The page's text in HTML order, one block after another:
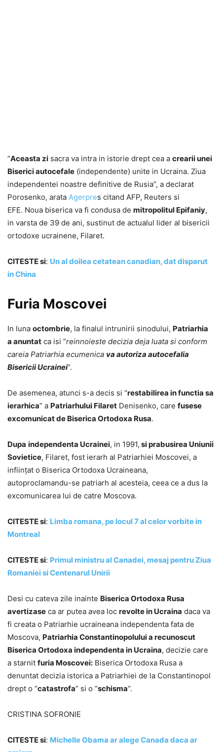
“Aceasta zi sacra va intra in istorie drept cea a crearii unei
Biserici autocefale (independente) unite in Ucraina. Ziua
independentei noastre definitive de Rusia”, a declarat
Porosenko, arata Agerpres citand AFP, Reuters si
EFE. Noua biserica va fi condusa de mitropolitul Epifaniy,
in varsta de 39 de ani, sustinut de actualul lider al bisericii
ortodoxe ucrainene, Filaret.
CITESTE si: Un al doilea cetatean canadian, dat disparut
in China
Furia Moscovei
In luna octombrie, la finalul intrunirii sinodului, Patriarhia
a anuntat ca isi “reinnoieste decizia deja luata si conform
careia Patriarhia ecumenica va autoriza autocefalia
Bisericii Ucrainei“.
De asemenea, atunci s-a decis si “restabilirea in functia sa
ierarhica” a Patriarhului Filaret Denisenko, care fusese
excomunicat de Biserica Ortodoxa Rusa.
Dupa independenta Ucrainei, in 1991, si prabusirea Uniunii
Sovietice, Filaret, fost ierarh al Patriarhiei Moscovei, a
infiinţat o Biserica Ortodoxa Ucraineana,
autoproclamandu-se patriarh al acesteia, ceea ce a dus la
excomunicarea lui de catre Moscova.
CITESTE si: Limba romana, pe locul 7 al celor vorbite in
Montreal
CITESTE si: Primul ministru al Canadei, mesaj pentru Ziua
Romaniei si Centenarul Unirii
Desi cu cateva zile inainte Biserica Ortodoxa Rusa
avertizase ca ar putea avea loc revolte in Ucraina daca va
fi creata o Patriarhie ucraineana independenta fata de
Moscova, Patriarhia Constantinopolului a recunoscut
Biserica Ortodoxa independenta in Ucraina, decizie care
a starnit furia Moscovei: Biserica Ortodoxa Rusa a
denuntat decizia istorica a Patriarhiei de la Constantinopol
drept o “catastrofa” si o “schisma“.
CRISTINA SOFRONIE
CITESTE si: Michelle Obama ar alege Canada daca ar